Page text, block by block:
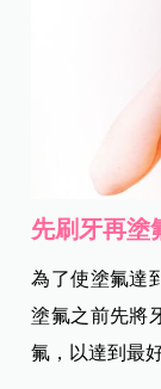
先刷牙再塗
為了使塗氟達
塗氟之前先將
氟，以達到最